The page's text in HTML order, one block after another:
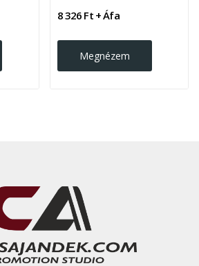
8 326 Ft + Áfa
Megnézem